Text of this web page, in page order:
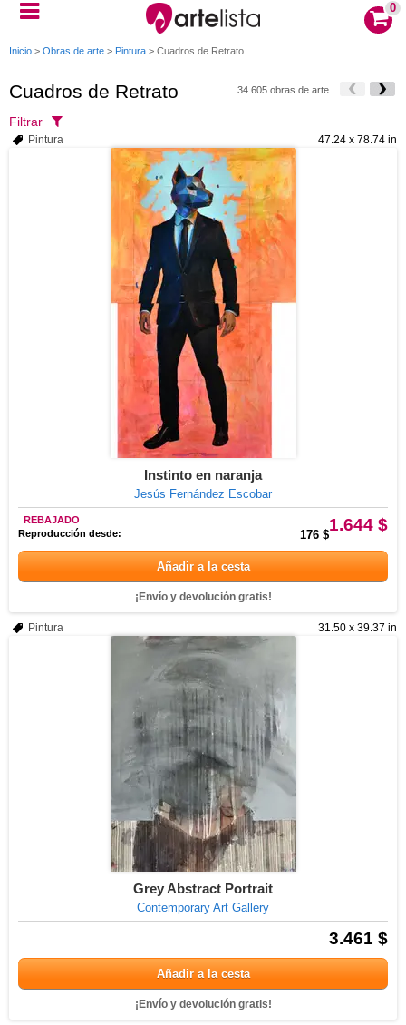
0
Inicio > Obras de arte > Pintura > Cuadros de Retrato
Cuadros de Retrato 34.605 obras de arte
Filtrar
47.24 x 78.74 in
Pintura
Instinto en naranja
Jesús Fernández Escobar
1.644 $
REBAJADO
Reproducción desde:
176 $
Añadir a la cesta
¡Envío y devolución gratis!
31.50 x 39.37 in
Pintura
Grey Abstract Portrait
Contemporary Art Gallery
3.461 $
Añadir a la cesta
¡Envío y devolución gratis!